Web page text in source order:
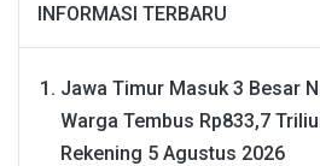
INFORMASI TERBARU
Jawa Timur Masuk 3 Besar
Warga Tembus Rp833,7
Rekening 5 Agustus 2026